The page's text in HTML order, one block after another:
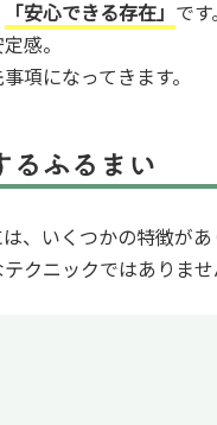
「安心できる存在」 です。
感。
項になってきます。
ふるまい
、いくつかの特徴があ
クニックではありませ